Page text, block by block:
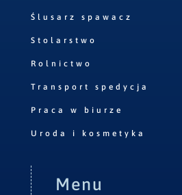
Ślusarz spawacz
Stolarstwo
Rolnictwo
Transport spedycja
Praca w biurze
Uroda i kosmetyka
Menu